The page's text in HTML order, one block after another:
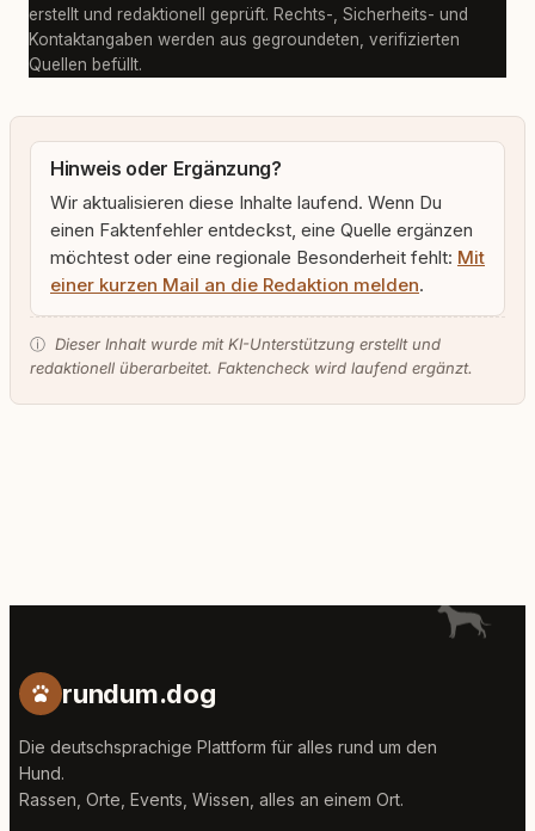
erstellt und redaktionell geprüft. Rechts-, Sicherheits- und
Kontaktangaben werden aus gegroundeten, verifizierten
Quellen befüllt.
Hinweis oder Ergänzung?
Wir aktualisieren diese Inhalte laufend. Wenn Du
einen Faktenfehler entdeckst, eine Quelle ergänzen
möchtest oder eine regionale Besonderheit fehlt: Mit
einer kurzen Mail an die Redaktion melden.
ⓘ Dieser Inhalt wurde mit KI-Unterstützung erstellt und
redaktionell überarbeitet. Faktencheck wird laufend ergänzt.
rundum.dog
Die deutschsprachige Plattform für alles rund um den
Hund.
Rassen, Orte, Events, Wissen, alles an einem Ort.